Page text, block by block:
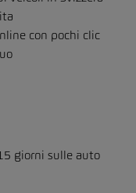
con pochi clic
giorni sulle auto